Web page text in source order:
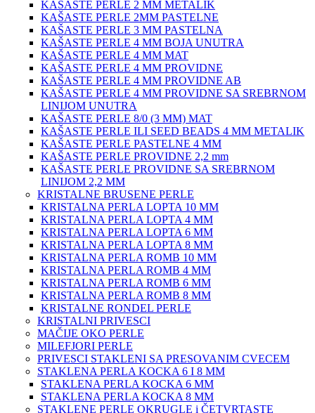
KAŠASTE PERLE 2 MM METALIK
KAŠASTE PERLE 2MM PASTELNE
KAŠASTE PERLE 3 MM PASTELNA
KAŠASTE PERLE 4 MM BOJA UNUTRA
KAŠASTE PERLE 4 MM MAT
KAŠASTE PERLE 4 MM PROVIDNE
KAŠASTE PERLE 4 MM PROVIDNE AB
KAŠASTE PERLE 4 MM PROVIDNE SA SREBRNOM
LINIJOM UNUTRA
KAŠASTE PERLE 8/0 (3 MM) MAT
KAŠASTE PERLE ILI SEED BEADS 4 MM METALIK
KAŠASTE PERLE PASTELNE 4 MM
KAŠASTE PERLE PROVIDNE 2,2 mm
KAŠASTE PERLE PROVIDNE SA SREBRNOM
LINIJOM 2,2 MM
KRISTALNE BRUSENE PERLE
KRISTALNA PERLA LOPTA 10 MM
KRISTALNA PERLA LOPTA 4 MM
KRISTALNA PERLA LOPTA 6 MM
KRISTALNA PERLA LOPTA 8 MM
KRISTALNA PERLA ROMB 10 MM
KRISTALNA PERLA ROMB 4 MM
KRISTALNA PERLA ROMB 6 MM
KRISTALNA PERLA ROMB 8 MM
KRISTALNE RONDEL PERLE
KRISTALNI PRIVESCI
MAČIJE OKO PERLE
MILEFJORI PERLE
PRIVESCI STAKLENI SA PRESOVANIM CVECEM
STAKLENA PERLA KOCKA 6 I 8 MM
STAKLENA PERLA KOCKA 6 MM
STAKLENA PERLA KOCKA 8 MM
STAKLENE PERLE OKRUGLE i ČETVRTASTE